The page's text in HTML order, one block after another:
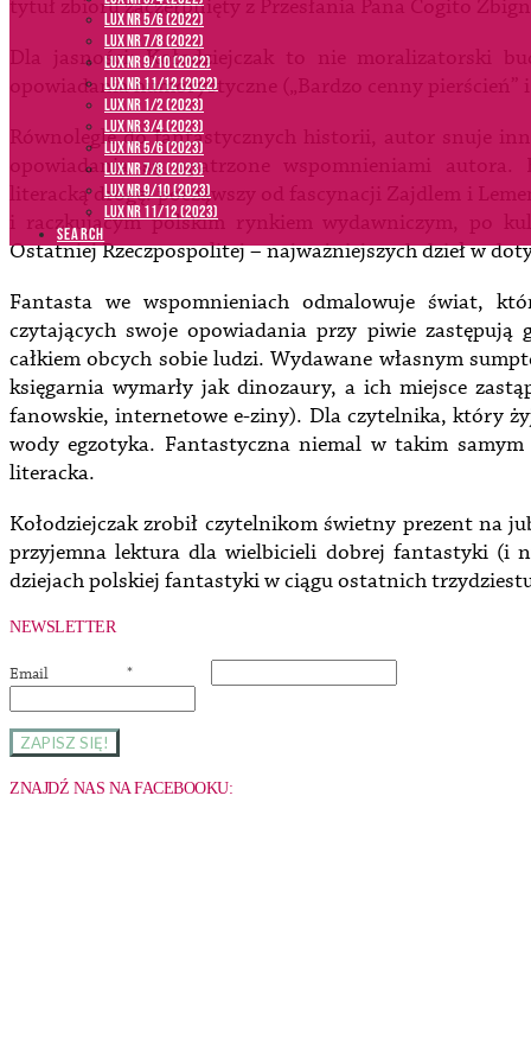
LUX NR 5/6 (2022)
LUX NR 7/8 (2022)
LUX nr 9/10 (2022)
LUX NR 11/12 (2022)
LUX NR 1/2 (2023)
LUX NR 3/4 (2023)
LUX NR 5/6 (2023)
LUX NR 7/8 (2023)
LUX NR 9/10 (2023)
LUX NR 11/12 (2023)
SEARCH
tytuł zbioru zaczerpnięty z Przesłania Pana Cogito
Dla jasności: Kołodziejczak to nie moralizatorski
opowiadania humorystyczne („Bardzo cenny pierścień” i
Równolegle do fantastycznych historii, autor snuje
opowiadania są opatrzone wspomnieniami autora.
literacką drogę: począwszy od fascynacji Zajdlem i
i raczkującym polskim rynkiem wydawniczym, po
Ostatniej Rzeczpospolitej – najważniejszych dzieł w
Fantasta we wspomnieniach odmalowuje świat,
czytających swoje opowiadania przy piwie zastępują
całkiem obcych sobie ludzi. Wydawane własnym
księgarnia wymarły jak dinozaury, a ich miejsce
fanowskie, internetowe e-ziny). Dla czytelnika, który
wody egzotyka. Fantastyczna niemal w takim
literacka.
Kołodziejczak zrobił czytelnikom świetny prezent na
przyjemna lektura dla wielbicieli dobrej fantastyki (i
dziejach polskiej fantastyki w ciągu ostatnich
NEWSLETTER
Email*
ZNAJDŹ NAS NA FACEBOOKU: